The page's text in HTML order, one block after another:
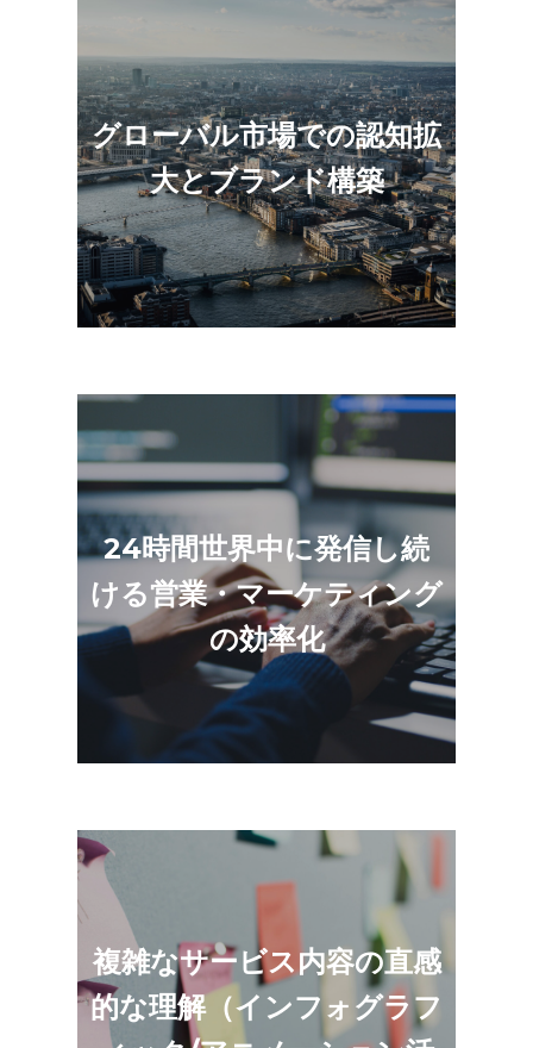
グローバル市場での認知拡
大とブランド構築
日本語と英語を起点としたバイリンガルチ
ームが、海外視点で「伝わる」ストーリー
を提案。バイリンガル視点による企画・構
成力によるプロモーション動画は、グロー
バル市場での認知拡大やブランド構築を実
現します。
24時間世界中に発信し続
ける営業・マーケティング
の効率化
オンラインでの動画配信は、24時間世界中に発
信されます。英語サービス紹介動画をベース
に、中国語・韓国語・スペイン語などへの多言
語サービス紹介動画展開することで、時差のあ
る国や地域にも時間を気にすることなくサービ
スを紹介できます。
複雑なサービス内容の直感
的な理解（インフォグラフ
テキストベースの情報では内容を理解する
のが難しい複雑なサービス内容の場合もイ
ンフォグラフィックやアニメーションを使
用した動画を制作することで、直感的な理